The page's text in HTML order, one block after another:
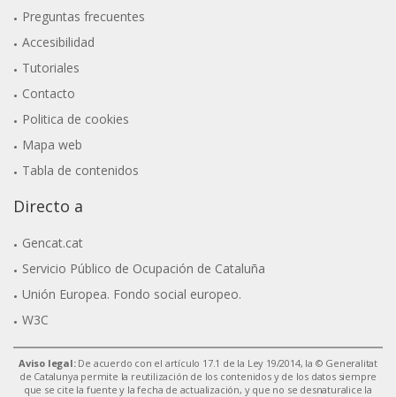
Preguntas frecuentes
Accesibilidad
Tutoriales
Contacto
Politica de cookies
Mapa web
Tabla de contenidos
Directo a
Gencat.cat
Servicio Público de Ocupación de Cataluña
Unión Europea. Fondo social europeo.
W3C
Aviso legal:De acuerdo con el artículo 17.1 de la Ley 19/2014, la © Generalitat
de Catalunya permite la reutilización de los contenidos y de los datos siempre
que se cite la fuente y la fecha de actualización, y que no se desnaturalice la